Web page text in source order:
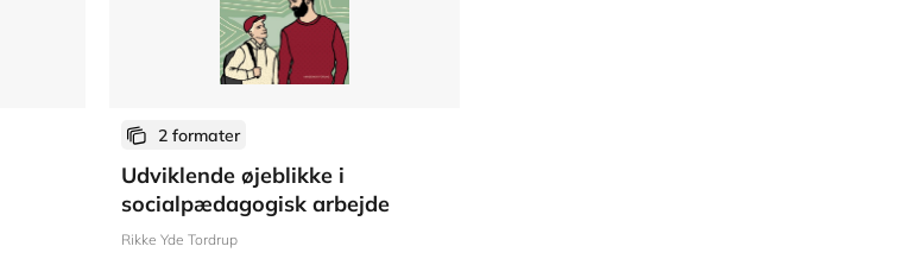
2 formater
Udviklende øjeblikke i
socialpædagogisk arbejde
Rikke Yde Tordrup